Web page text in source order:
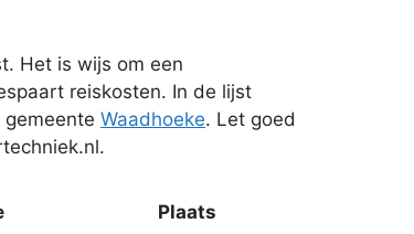
Het is wijs om een
reiskosten. In de lijst
Waadhoeke. Let goed
Plaats